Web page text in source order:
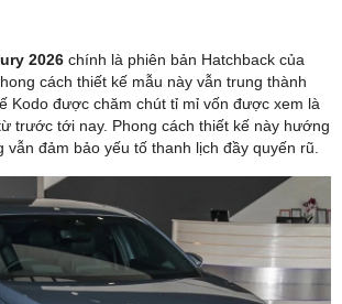
2026 chính là phiên bản Hatchback của
cách thiết kế mẫu này vẫn trung thành
Kodo được chăm chút tỉ mỉ vốn được xem là
trước tới nay. Phong cách thiết kế này hướng
đảm bảo yếu tố thanh lịch đầy quyến rũ.